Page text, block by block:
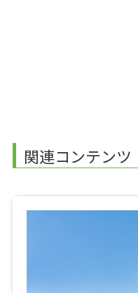
関連コンテンツ